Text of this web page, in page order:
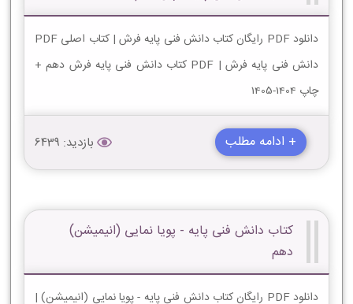
دانلود PDF رایگان کتاب دانش فنی پایه فرش | کتاب اصلی PDF
دانش فنی پایه فرش | PDF کتاب دانش فنی پایه فرش دهم +
چاپ 1404-1405
+ ادامه مطلب بازدید: 6439
کتاب دانش فنی پایه - پویا نمایی (انیمیشن)
دهم
دانلود PDF رایگان کتاب دانش فنی پایه - پویا نمایی (انیمیشن) |